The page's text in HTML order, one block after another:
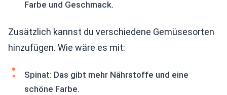
Farbe und Geschmack.
Zusätzlich kannst du verschiedene Gemüsesorten
hinzufügen. Wie wäre es mit:
Spinat: Das gibt mehr Nährstoffe und eine
schöne Farbe.